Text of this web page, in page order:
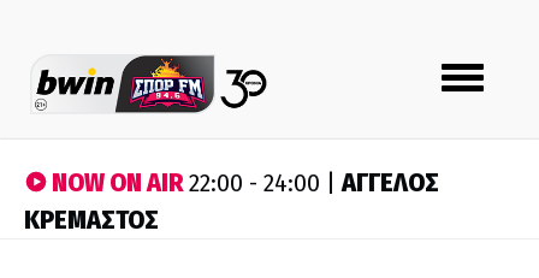
Toggle
navigation
NOW ON AIR22:00 - 24:00 |ΑΓΓΕΛΟΣ
ΚΡΕΜΑΣΤΟΣ